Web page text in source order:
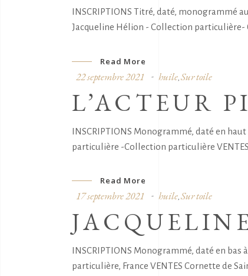
INSCRIPTIONS Titré, daté, monogrammé
Jacqueline Hélion - Collection particulière-
Read More
22 septembre 2021 huile Sur toile
L’ACTEUR
INSCRIPTIONS Monogrammé, daté en
particulière -Collection particulière VENTES
Read More
17 septembre 2021 huile, Sur toile
INSCRIPTIONS Monogrammé, daté en
particulière, France VENTES Cornette de